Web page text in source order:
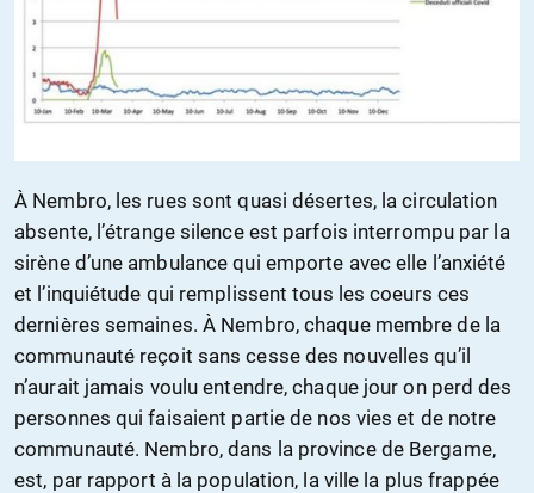
À Nembro, les rues sont quasi désertes, la circulation
absente, l’étrange silence est parfois interrompu par la
sirène d’une ambulance qui emporte avec elle l’anxiété
et l’inquiétude qui remplissent tous les coeurs ces
dernières semaines. À Nembro, chaque membre de la
communauté reçoit sans cesse des nouvelles qu’il
n’aurait jamais voulu entendre, chaque jour on perd des
personnes qui faisaient partie de nos vies et de notre
communauté. Nembro, dans la province de Bergame,
est, par rapport à la population, la ville la plusfrappée